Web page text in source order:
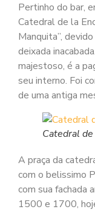
Pertinho do bar,
Catedral de la
Manquita”,
deixada
majestoso, é a
seu interno. Foi
de uma antiga
Catedral de
A praça da
com o belissimo
com sua fachada
1500 e 1700,